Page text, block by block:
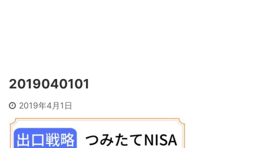
2019040101
2019年4月1日